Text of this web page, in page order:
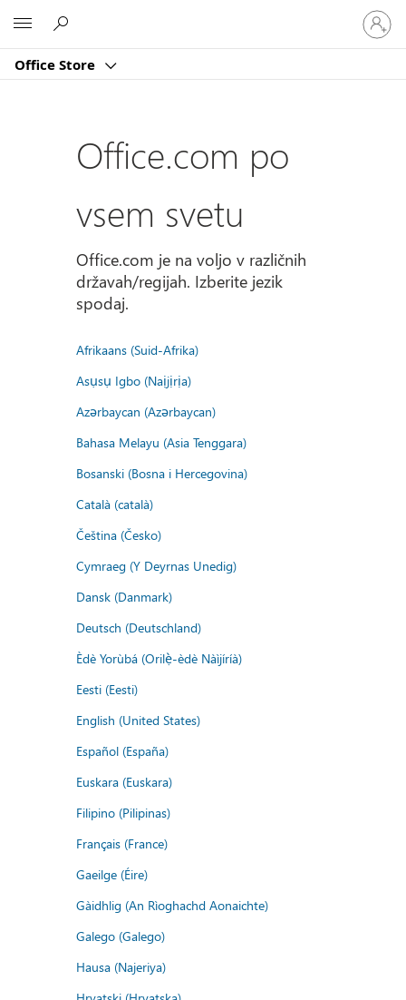
Office Store
Vpišite
se
v
račun
Office.com po
vsem svetu
Office.com je na voljo v različnih
državah/regijah. Izberite jezik
spodaj.
Afrikaans (Suid-Afrika)
Asụsụ Igbo (Naịjịrịa)
Azərbaycan (Azərbaycan)
Bahasa Melayu (Asia Tenggara)
Bosanski (Bosna i Hercegovina)
Català (català)
Čeština (Česko)
Cymraeg (Y Deyrnas Unedig)
Dansk (Danmark)
Deutsch (Deutschland)
Èdè Yorùbá (Orilẹ̀-èdè Nàìjíríà)
Eesti (Eesti)
English (United States)
Español (España)
Euskara (Euskara)
Filipino (Pilipinas)
Français (France)
Gaeilge (Éire)
Gàidhlig (An Rìoghachd Aonaichte)
Galego (Galego)
Hausa (Najeriya)